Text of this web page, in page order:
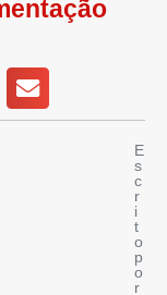
E
s
c
r
i
t
o
p
o
r